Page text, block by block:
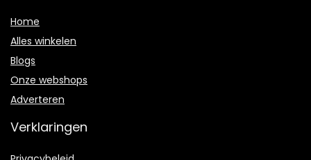
Home
Alles winkelen
Blogs
Onze webshops
Adverteren
Verklaringen